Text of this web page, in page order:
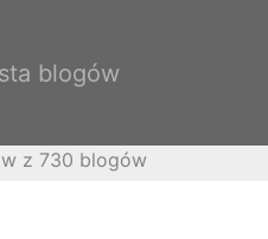
blogów
z 730 blogów